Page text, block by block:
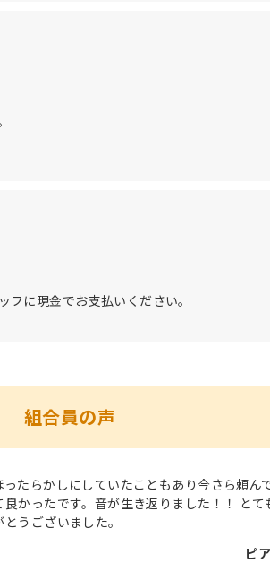
に現金でお支払いください。
組合員の声
たらかしにしていたこともあり今さら頼ん
かったです。音が生き返りました！！ とて
うございました。
ピ